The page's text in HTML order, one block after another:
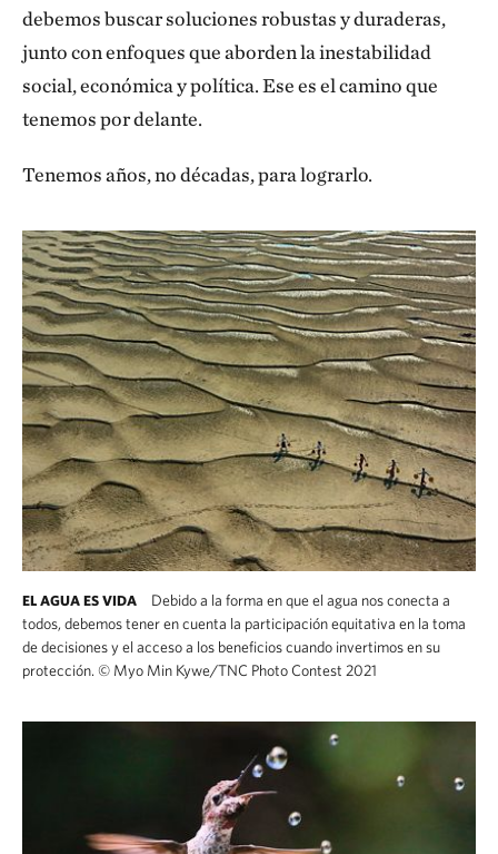
debemos buscar soluciones robustas y duraderas,
junto con enfoques que aborden la inestabilidad
social, económica y política. Ese es el camino que
tenemos por delante.
Tenemos años, no décadas, para lograrlo.
EL AGUA ES VIDA
Debido a la forma en que el agua nos conecta a
todos, debemos tener en cuenta la participación equitativa en la toma
de decisiones y el acceso a los beneficios cuando invertimos en su
protección. © Myo Min Kywe/TNC Photo Contest 2021